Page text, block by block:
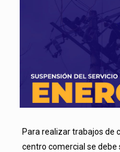
Para realizar trabajos de
centro comercial se debe